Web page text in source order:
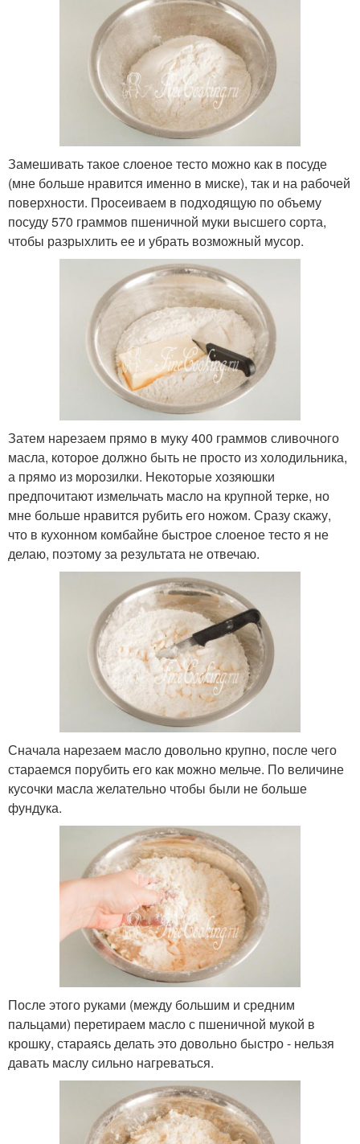
Замешивать такое слоеное тесто можно как в посуде
(мне больше нравится именно в миске), так и на рабочей
поверхности. Просеиваем в подходящую по объему
посуду 570 граммов пшеничной муки высшего сорта,
чтобы разрыхлить ее и убрать возможный мусор.
Затем нарезаем прямо в муку 400 граммов сливочного
масла, которое должно быть не просто из холодильника,
а прямо из морозилки. Некоторые хозяюшки
предпочитают измельчать масло на крупной терке, но
мне больше нравится рубить его ножом. Сразу скажу,
что в кухонном комбайне быстрое слоеное тесто я не
делаю, поэтому за результата не отвечаю.
Сначала нарезаем масло довольно крупно, после чего
стараемся порубить его как можно мельче. По величине
кусочки масла желательно чтобы были не больше
фундука.
После этого руками (между большим и средним
пальцами) перетираем масло с пшеничной мукой в
крошку, стараясь делать это довольно быстро - нельзя
давать маслу сильно нагреваться.